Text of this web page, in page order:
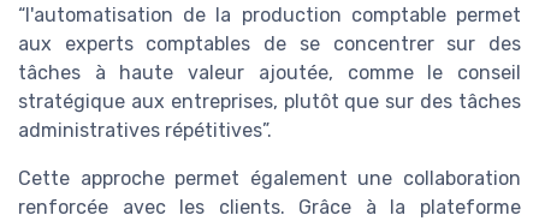
“l'automatisation de la production comptable permet
aux experts comptables de se concentrer sur des
tâches à haute valeur ajoutée, comme le conseil
stratégique aux entreprises, plutôt que sur des tâches
administratives répétitives”.
Cette approche permet également une collaboration
renforcée avec les clients. Grâce à la plateforme